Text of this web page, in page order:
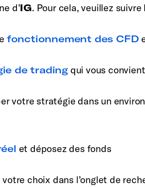
d’IG. Pour cela, veuillez
fonctionnement des CFD
de trading qui vous convient
votre stratégie dans un
et déposez des fonds
choix dans l’onglet de